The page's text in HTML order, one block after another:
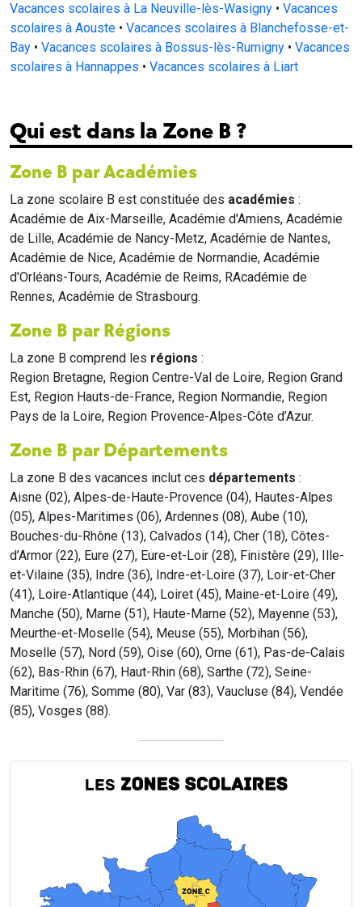
Vacances scolaires à La Neuville-lès-Wasigny • Vacances
scolaires à Aouste • Vacances scolaires à Blanchefosse-et-
Bay • Vacances scolaires à Bossus-lès-Rumigny • Vacances
scolaires à Hannappes • Vacances scolaires à Liart
Qui est dans la Zone B ?
Zone B par Académies
La zone scolaire B est constituée des académies :
Académie de Aix-Marseille, Académie d'Amiens, Académie
de Lille, Académie de Nancy-Metz, Académie de Nantes,
Académie de Nice, Académie de Normandie, Académie
d'Orléans-Tours, Académie de Reims, RAcadémie de
Rennes, Académie de Strasbourg.
Zone B par Régions
La zone B comprend les régions :
Region Bretagne, Region Centre-Val de Loire, Region Grand
Est, Region Hauts-de-France, Region Normandie, Region
Pays de la Loire, Region Provence-Alpes-Côte d’Azur.
Zone B par Départements
La zone B des vacances inclut ces départements :
Aisne (02), Alpes-de-Haute-Provence (04), Hautes-Alpes
(05), Alpes-Maritimes (06), Ardennes (08), Aube (10),
Bouches-du-Rhône (13), Calvados (14), Cher (18), Côtes-
d’Armor (22), Eure (27), Eure-et-Loir (28), Finistère (29), Ille-
et-Vilaine (35), Indre (36), Indre-et-Loire (37), Loir-et-Cher
(41), Loire-Atlantique (44), Loiret (45), Maine-et-Loire (49),
Manche (50), Marne (51), Haute-Marne (52), Mayenne (53),
Meurthe-et-Moselle (54), Meuse (55), Morbihan (56),
Moselle (57), Nord (59), Oise (60), Orne (61), Pas-de-Calais
(62), Bas-Rhin (67), Haut-Rhin (68), Sarthe (72), Seine-
Maritime (76), Somme (80), Var (83), Vaucluse (84), Vendée
(85), Vosges (88).